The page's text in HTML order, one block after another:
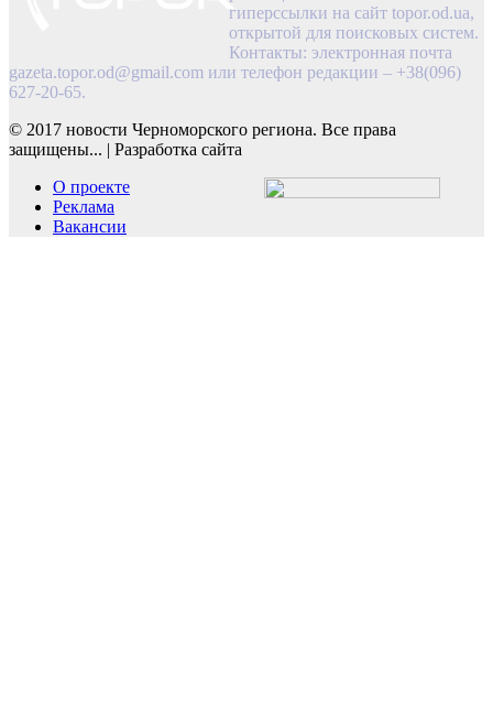
гиперссылки на сайт topor.od.ua,
открытой для поисковых систем.
Контакты: электронная почта
gazeta.topor.od@gmail.com или телефон редакции – +38(096)
627-20-65.
© 2017 новости Черноморского региона. Все права
защищены... | Разработка сайта
О проекте
Реклама
Вакансии